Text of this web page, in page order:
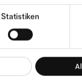
Statistiken